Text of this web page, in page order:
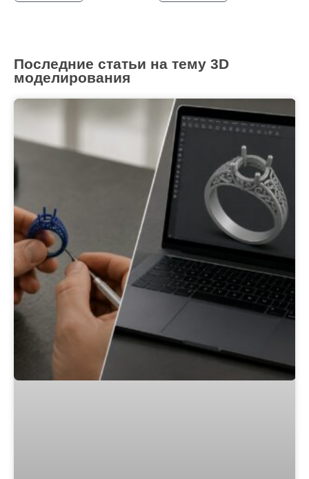
Последние статьи на тему 3D
моделирования